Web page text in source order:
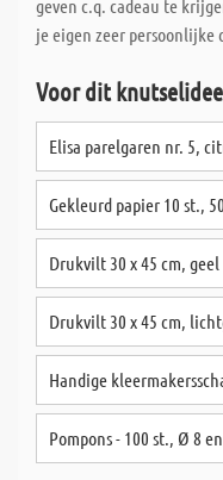
geven c.q. cadeau te
je eigen zeer persoonlijke
Voor dit
Elisa parelgaren nr. 5,
Gekleurd papier 10 st.,
Drukvilt 30 x 45 cm, geel
Drukvilt 30 x 45 cm,
Handige
Pompons - 100 st., Ø 8